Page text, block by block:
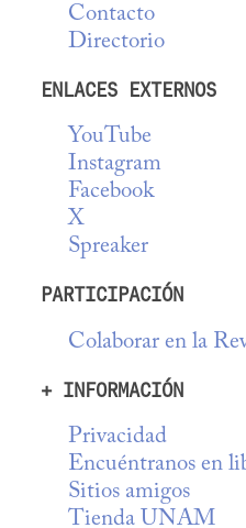
Contacto
Directorio
ENLACES EXTERNOS
YouTube
Instagram
Facebook
X
Spreaker
PARTICIPACIÓN
Colaborar en la
+ INFORMACIÓN
Privacidad
Encuéntranos en
Sitios amigos
Tienda UNAM